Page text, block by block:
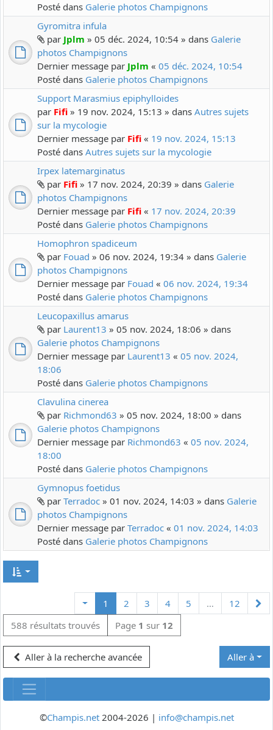
Posté dans Galerie photos Champignons
Gyromitra infula
par Jplm » 05 déc. 2024, 10:54 » dans Galerie
photos Champignons
Dernier message par Jplm « 05 déc. 2024, 10:54
Posté dans Galerie photos Champignons
Support Marasmius epiphylloides
par Fifi » 19 nov. 2024, 15:13 » dans Autres sujets
sur la mycologie
Dernier message par Fifi « 19 nov. 2024, 15:13
Posté dans Autres sujets sur la mycologie
Irpex latemarginatus
par Fifi » 17 nov. 2024, 20:39 » dans Galerie
photos Champignons
Dernier message par Fifi « 17 nov. 2024, 20:39
Posté dans Galerie photos Champignons
Homophron spadiceum
par Fouad » 06 nov. 2024, 19:34 » dans Galerie
photos Champignons
Dernier message par Fouad « 06 nov. 2024, 19:34
Posté dans Galerie photos Champignons
Leucopaxillus amarus
par Laurent13 » 05 nov. 2024, 18:06 » dans
Galerie photos Champignons
Dernier message par Laurent13 « 05 nov. 2024,
18:06
Posté dans Galerie photos Champignons
Clavulina cinerea
par Richmond63 » 05 nov. 2024, 18:00 » dans
Galerie photos Champignons
Dernier message par Richmond63 « 05 nov. 2024,
18:00
Posté dans Galerie photos Champignons
Gymnopus foetidus
par Terradoc » 01 nov. 2024, 14:03 » dans Galerie
photos Champignons
Dernier message par Terradoc « 01 nov. 2024, 14:03
Posté dans Galerie photos Champignons
1 2 3 4 5 … 12
588 résultats trouvés
Page 1 sur 12
Aller à la recherche avancée Aller à
©Champis.net2004-2026 | info@champis.net